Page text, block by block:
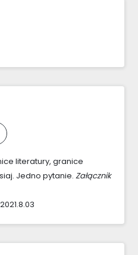
literatury, granice
Jedno pytanie. Załącznik